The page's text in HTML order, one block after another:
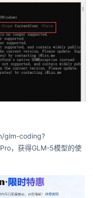
glm-coding?
，获得GLM-5模型的使